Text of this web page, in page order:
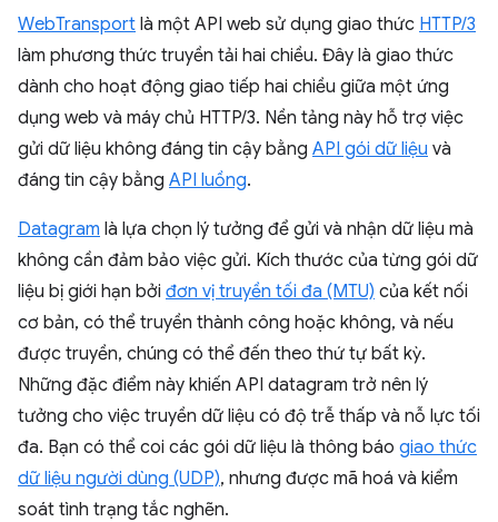
WebTransport là một API web sử dụng giao thức HTTP/3
làm phương thức truyền tải hai chiều. Đây là giao thức
dành cho hoạt động giao tiếp hai chiều giữa một ứng
dụng web và máy chủ HTTP/3. Nền tảng này hỗ trợ việc
gửi dữ liệu không đáng tin cậy bằng API gói dữ liệu và
đáng tin cậy bằng API luồng.
Datagram là lựa chọn lý tưởng để gửi và nhận dữ liệu mà
không cần đảm bảo việc gửi. Kích thước của từng gói dữ
liệu bị giới hạn bởi đơn vị truyền tối đa (MTU) của kết nối
cơ bản, có thể truyền thành công hoặc không, và nếu
được truyền, chúng có thể đến theo thứ tự bất kỳ.
Những đặc điểm này khiến API datagram trở nên lý
tưởng cho việc truyền dữ liệu có độ trễ thấp và nỗ lực tối
đa. Bạn có thể coi các gói dữ liệu là thông báo giao thức
dữ liệu người dùng (UDP), nhưng được mã hoá và kiểm
soát tình trạng tắc nghẽn.